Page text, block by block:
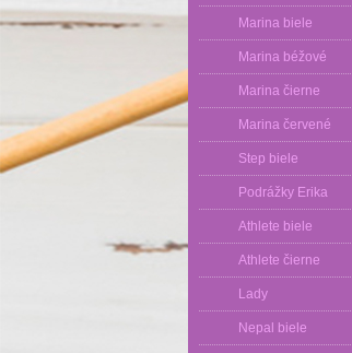
Marina biele
Marina béžové
Marina čierne
Marina červené
Step biele
Podrážky Erika
Athlete biele
Athlete čierne
Lady
Nepal biele